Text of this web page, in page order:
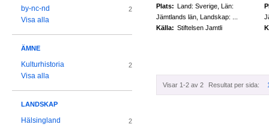
Plats: Land: Sverige, Län:
Jämtlands län, Landskap: ...
Källa: Stiftelsen Jamtli
Visar 1-2 av 2 Resultat per sida:
by-nc-nd 2
Visa alla
ÄMNE
Kulturhistoria 2
Visa alla
LANDSKAP
Hälsingland 2